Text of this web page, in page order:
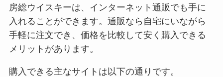
房総ウイスキーは、インターネット通販でも手に
入れることができます。通販なら自宅にいながら
手軽に注文でき、価格を比較して安く購入できる
メリットがあります。
購入できる主なサイトは以下の通りです。